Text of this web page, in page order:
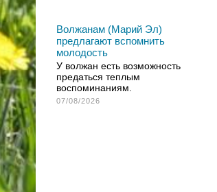
Волжанам (Марий Эл)
предлагают вспомнить
молодость
У волжан есть возможность
предаться теплым
воспоминаниям.
07/08/2026